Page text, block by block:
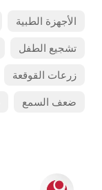
الأجهزة الطبية
تشجيع الطفل
زرعات القوقعة
ضعف السمع